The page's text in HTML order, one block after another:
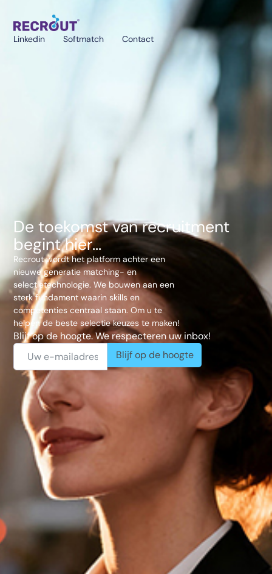
Linkedin Softmatch Contact
De toekomst van recruitment
begint hier...
Recrout wordt het platform achter een
nieuwe generatie matching- en
selectietechnologie. We bouwen aan een
sterk fundament waarin skills en
competenties centraal staan. Om u te
helpen de beste selectie keuzes te maken!
Blijf op de hoogte. We respecteren uw inbox!
Blijf op de hoogte